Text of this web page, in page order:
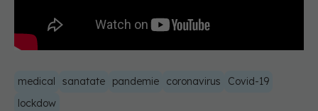
medical sanatate pandemie coronavirus
Covid-19
lockdow